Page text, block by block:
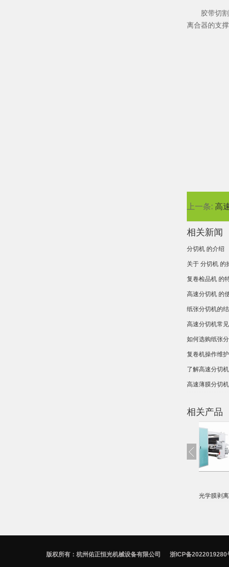
胶带切割机
离合器的支
上一条: 高
相关新闻
分切机 的介绍
关于 分切机 的
复卷检品机 的
高速分切机 的
纸张分切机的
高速分切机常
如何选购纸张
复卷机操作维
了解高速分切
高速薄膜分切
相关产品
HG-1600SA/TH 光学膜剥
版权所有：杭州佑正恒光机械设备有限公司 浙ICP备2022019280